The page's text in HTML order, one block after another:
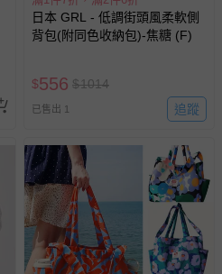
日本 GRL - 低調街頭風柔軟側
背包(附同色收納包)-焦糖 (F)
$556 $1014
已售出 1 追蹤